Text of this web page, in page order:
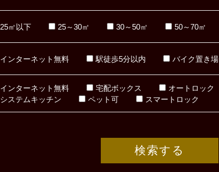
25㎡以下 25～30㎡ 30～50㎡ 50～70㎡
インターネット無料 駅徒歩5分以内 バイク置き場
インターネット無料 宅配ボックス オートロック
システムキッチン
ペット可 スマートロック